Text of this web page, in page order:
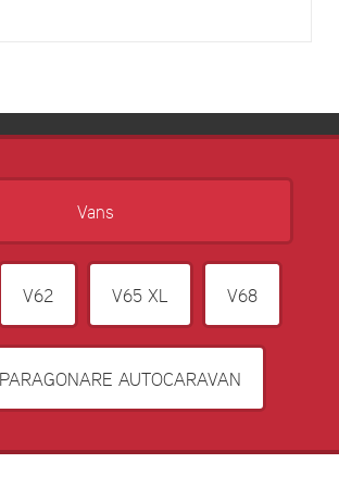
Vans
V62 V65 XL V68
PARAGONARE AUTOCARAVAN